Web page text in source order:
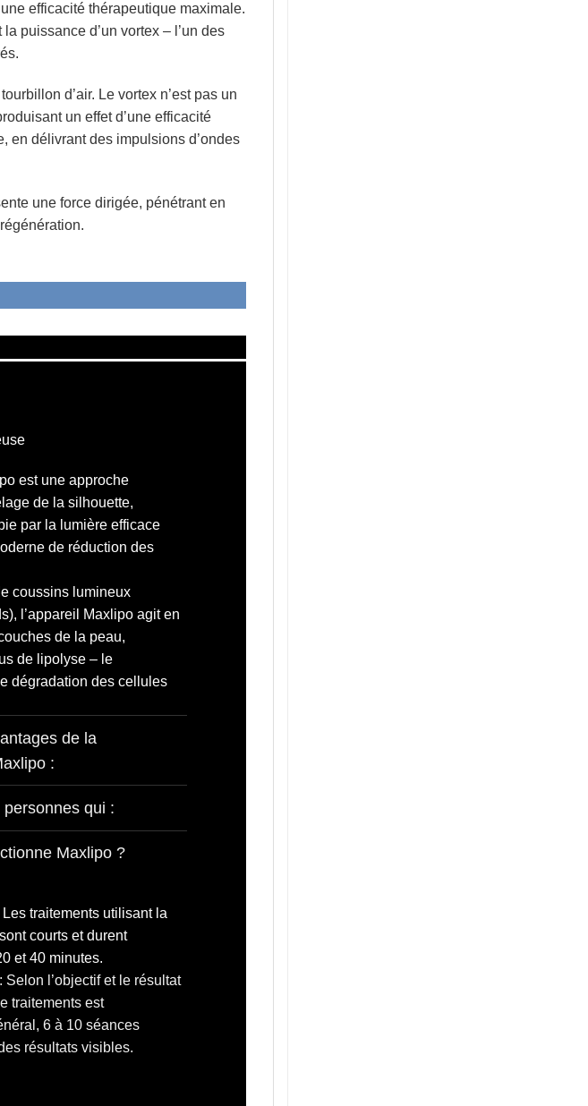
efficacité thérapeutique maximale.
puissance d’un vortex – l’un des
d’air. Le vortex n’est pas un
un effet d’une efficacité
en délivrant des impulsions d’ondes
une force dirigée, pénétrant en
est une approche
de la silhouette,
par la lumière efficace
de réduction des
coussins lumineux
l’appareil Maxlipo agit en
de la peau,
de lipolyse – le
dégradation des cellules
de la
:
qui :
Maxlipo ?
Les traitements utilisant la
courts et durent
et 40 minutes.
Selon l’objectif et le résultat
traitements est
6 à 10 séances
résultats visibles.